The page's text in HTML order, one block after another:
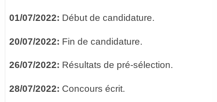
01/07/2022: Début de candidature.
20/07/2022: Fin de candidature.
26/07/2022: Résultats de pré-sélection.
28/07/2022: Concours écrit.